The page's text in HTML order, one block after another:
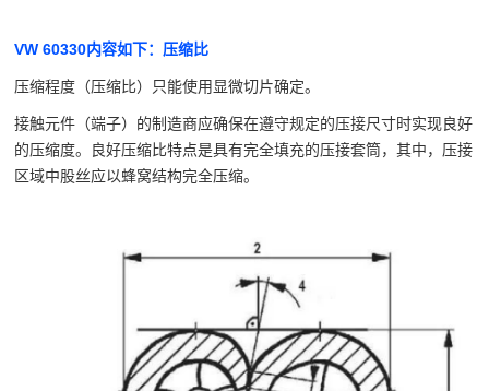
VW 60330内容如下：压缩比
压缩程度（压缩比）只能使用显微切片确定。
接触元件（端子）的制造商应确保在遵守规定的压接尺寸时实现良好
的压缩度。 良好压缩比特点是具有完全填充的压接套筒，其中，压接
区域中股丝应以蜂窝结构完全压缩。